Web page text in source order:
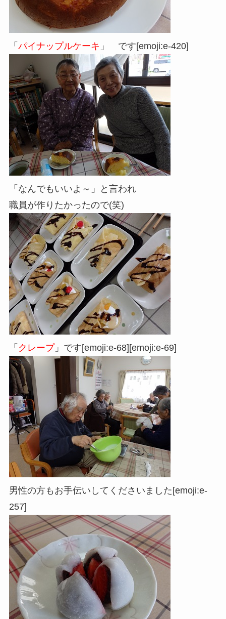
「 パイナップルケーキ 」 です[emoji:e-420]
「なんでもいいよ～」と言われ
職員が作りたかったので(笑)
「 クレープ」です[emoji:e-68][emoji:e-69]
男性の方もお手伝いしてくださいました [emoji:e-
257]